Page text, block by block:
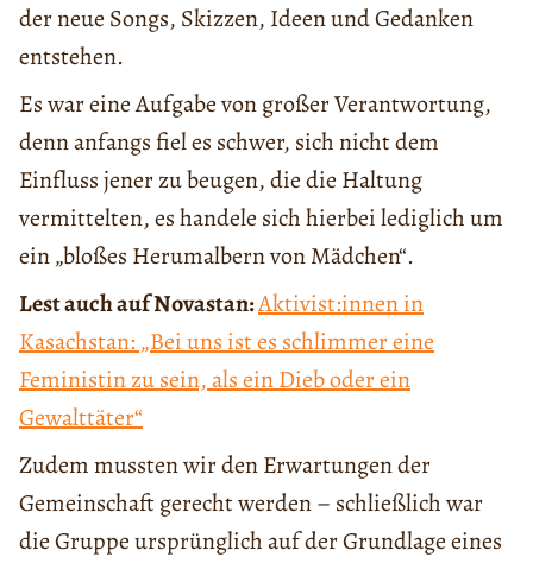
der neue Songs, Skizzen, Ideen und Gedanken
entstehen.
Es war eine Aufgabe von großer Verantwortung,
denn anfangs fiel es schwer, sich nicht dem
Einfluss jener zu beugen, die die Haltung
vermittelten, es handele sich hierbei lediglich um
ein „bloßes Herumalbern von Mädchen“.
Lest auch auf Novastan:Aktivist:innen in
Kasachstan: „Bei uns ist es schlimmer eine
Feministin zu sein, als ein Dieb oder ein
Gewalttäter“
Zudem mussten wir den Erwartungen der
Gemeinschaft gerecht werden – schließlich war
die Gruppe ursprünglich auf der Grundlage eines